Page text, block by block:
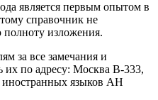
является первым опытом в
справочник не
изложения.
за все замечания и
их по адресу: Москва В-333,
иностранных языков АН